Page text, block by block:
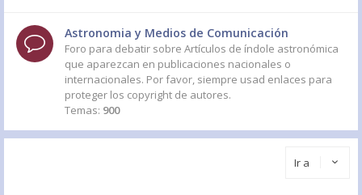
Astronomia y Medios de Comunicación
Foro para debatir sobre Artículos de índole astronómica
que aparezcan en publicaciones nacionales o
internacionales. Por favor, siempre usad enlaces para
proteger los copyright de autores.
Temas: 900
Ir a